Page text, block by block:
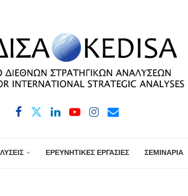
ΕΡΕΥΝΗΤΙΚΕΣ ΕΡΓΑΣΙΕΣ ΣΕΜΙΝΑΡΙΑ